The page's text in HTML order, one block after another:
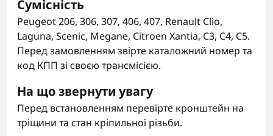
Сумісність
Peugeot 206, 306, 307, 406, 407, Renault Clio,
Laguna, Scenic, Megane, Citroen Xantia, C3, C4, C5.
Перед замовленням звірте каталожний номер та
код КПП зі своєю трансмісією.
На що звернути увагу
Перед встановленням перевірте кронштейн на
тріщини та стан кріпильної різьби.